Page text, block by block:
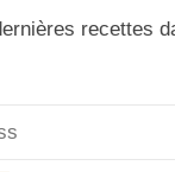
recettes